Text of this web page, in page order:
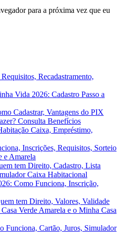
para a próxima vez que eu
Recadastramento,
Vida 2026: Cadastro Passo a
Cadastrar, Vantagens do PIX
Consulta Benefícios
Caixa, Empréstimo,
Inscrições, Requisitos, Sorteio
e Amarela
tem Direito, Cadastro, Lista
Caixa Habitacional
Como Funciona, Inscrição,
tem Direito, Valores, Validade
Verde Amarela e o Minha Casa
Funciona, Cartão, Juros, Simulador